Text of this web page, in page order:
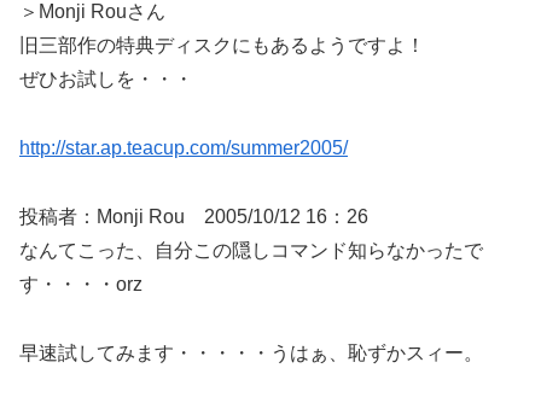
＞Monji Rouさん
旧三部作の特典ディスクにもあるようですよ！
ぜひお試しを・・・
http://star.ap.teacup.com/summer2005/
投稿者：Monji Rou 2005/10/12 16：26
なんてこった、自分この隠しコマンド知らなかったで
す・・・・orz
早速試してみます・・・・・うはぁ、恥ずかスィー。